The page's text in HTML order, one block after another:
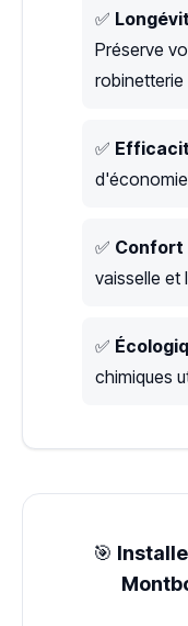
✅
Préserve
robinetterie
✅
✅ Confort
vaisselle et
✅
chimiques
🎯